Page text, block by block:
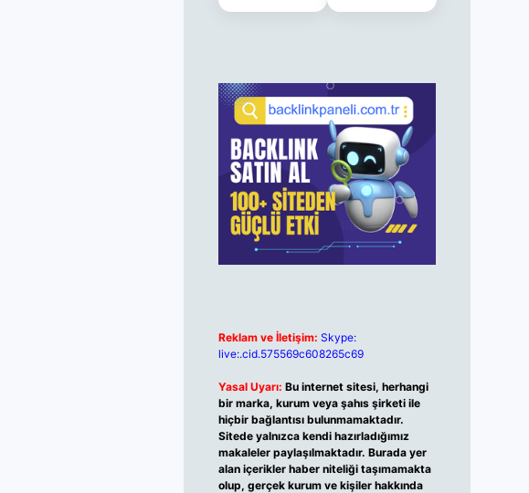
Reklam ve İletişim: Skype:
live:.cid.575569c608265c69
Yasal Uyarı: Bu internet sitesi, herhangi
bir marka, kurum veya şahıs şirketi ile
hiçbir bağlantısı bulunmamaktadır.
Sitede yalnızca kendi hazırladığımız
makaleler paylaşılmaktadır. Burada yer
alan içerikler haber niteliği taşımamakta
olup, gerçek kurum ve kişiler hakkında